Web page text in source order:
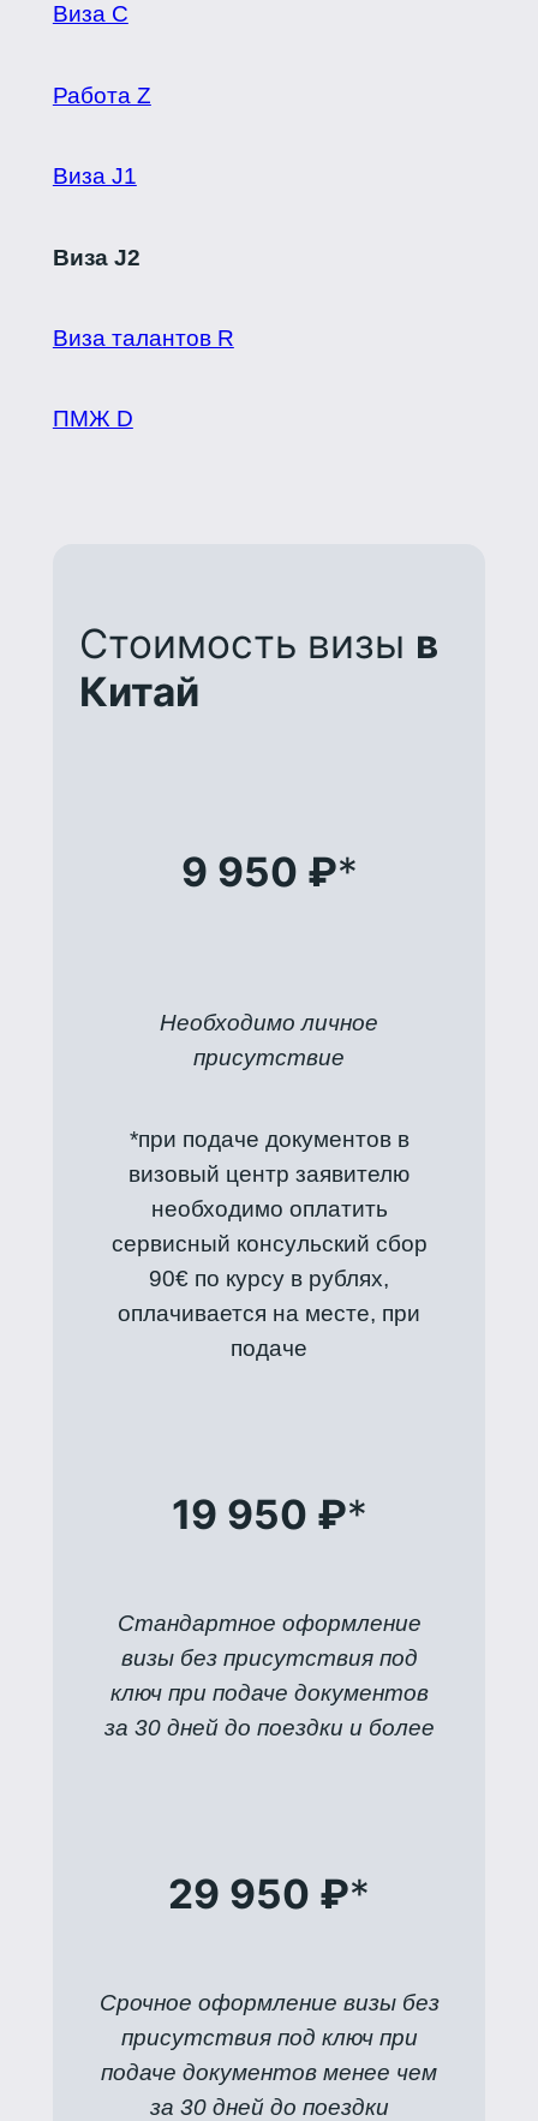
Виза C
Работа Z
Виза J1
Виза J2
Виза талантов R
ПМЖ D
Стоимость визы в
Китай
9 950 ₽*
Необходимо личное
присутствие
*при подаче документов в
визовый центр заявителю
необходимо оплатить
сервисный консульский сбор
90€ по курсу в рублях,
оплачивается на месте, при
подаче
19 950 ₽*
Стандартное оформление
визы без присутствия под
ключ при подаче документов
за 30 дней до поездки и более
29 950 ₽*
Срочное оформление визы без
присутствия под ключ при
подаче документов менее чем
за 30 дней до поездки